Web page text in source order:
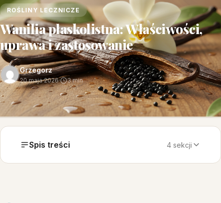
ROŚLINY LECZNICZE
Wanilia płaskolistna: Właściwości,
uprawa i zastosowanie
Grzegorz
20 maja 2026· 3 min
Spis treści 4 sekcji